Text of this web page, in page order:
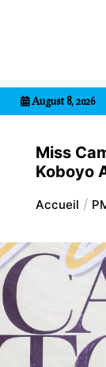
August 8, 2026
Miss
Koboyo
Accueil